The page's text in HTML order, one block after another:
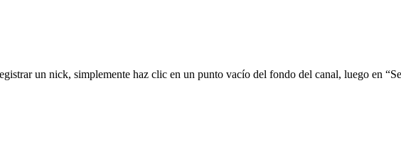
un nick, simplemente haz clic en un punto vacío del fondo del canal, luego en